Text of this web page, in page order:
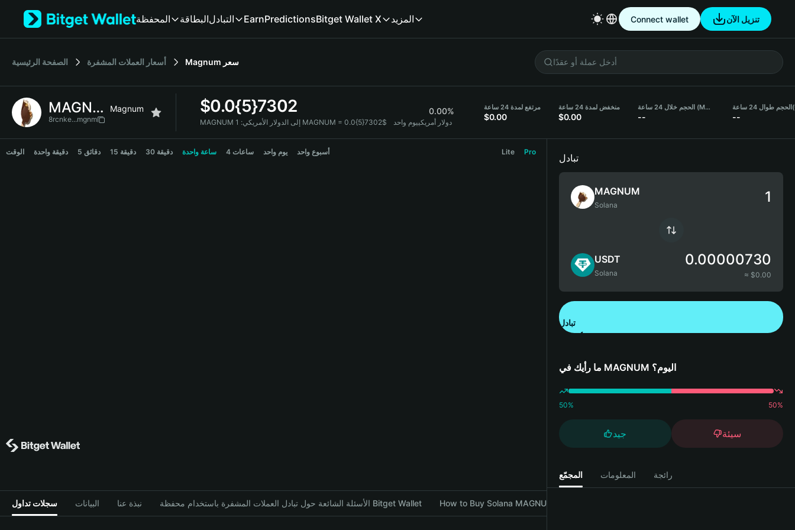
Tiếng Việt
Español (Latinoamérica)
Français
Deutsch
繁體中文
المحفظة البطاقةالتبادل EarnPredictionsBitget Wallet X المزيد Connect wallet تنزيل الآن
الصفحة الرئيسية أسعار العملات المشفرة Magnum سعر
MAGNUM Magnum
8rcnke...mgnm
$0.0{5}7302 0.00%
MAGNUM إلى الدولار الأمريكي: 1 MAGNUM = 0.0{5}7302$ دولار أمريكييوم واحد
مرتفع لمدة 24 ساعة
$0.00
منخفض لمدة 24 ساعة
$0.00
الحجم خلال 24 ساعة (MAGNUM)
--
الحجم طوال 24 ساعة
--
MAGNUM Price Chart
الوقت دقيقة واحدة 5 دقائق 15 دقيقة 30 دقيقة ساعة واحدة 4 ساعات يوم واحد أسبوع واحد Lite Pro
سجلات تداول البيانات نبذة عنا الأسئلة الشائعة حول تبادل العملات المشفرة باستخدام محفظة Bitget Wallet How to Buy Solana MAGNUM with Bitget Wallet
تبادل
MAGNUM
Solana
USDT
Solana
0.00000730
≈ $0.00
تبادل
ما رأيك في MAGNUM اليوم؟
50% 50%
جيد سيئة
المجمّع المعلومات رائجة